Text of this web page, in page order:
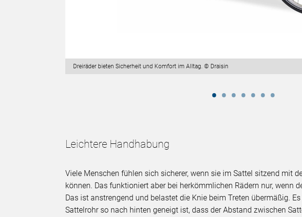
Dreiräder bieten Sicherheit und Komfort im Alltag. © Draisin
Leichtere Handhabung
Viele Menschen fühlen sich sicherer, wenn sie im Sattel sitzend mit
können. Das funktioniert aber bei herkömmlichen Rädern nur, wenn
Das ist anstrengend und belastet die Knie beim Treten übermäßig.
Sattelrohr so nach hinten geneigt ist, dass der Abstand zwischen